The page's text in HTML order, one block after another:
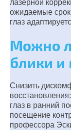
лазерной
ожидаемые
глаз
Можно
блики и
Снизить
глаз в ранний
посещение
профессора